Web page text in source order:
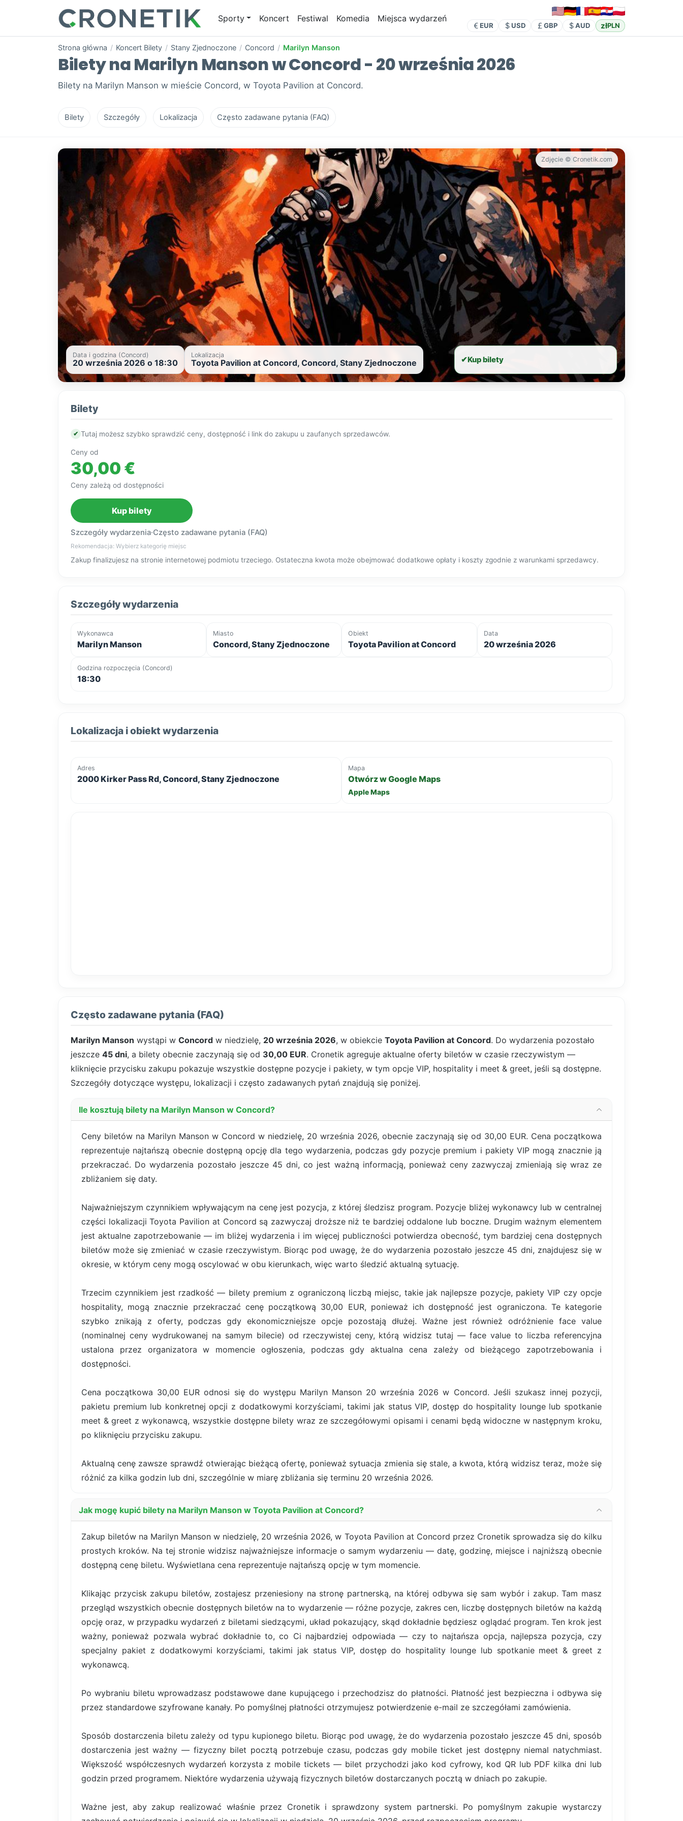
Sporty Koncert Festiwal Komedia Miejsca wydarzeń
EUR USD GBP AUD złPLN
Strona główna / Koncert Bilety / Stany Zjednoczone / Concord / Marilyn Manson
Bilety na Marilyn Manson w Concord - 20 września 2026
Bilety na Marilyn Manson w mieście Concord, w Toyota Pavilion at Concord.
Bilety Szczegóły Lokalizacja Często zadawane pytania (FAQ)
Zdjęcie © Cronetik.com
Data i godzina (Concord)
20 września 2026 o 18:30
Lokalizacja
Toyota Pavilion at Concord, Concord, Stany Zjednoczone ✔Kup bilety
Bilety
✔ Tutaj możesz szybko sprawdzić ceny, dostępność i link do zakupu u zaufanych sprzedawców.
Ceny od
30,00 €
Ceny zależą od dostępności
Kup bilety
Szczegóły wydarzenia·Często zadawane pytania (FAQ)
Rekomendacja: Wybierz kategorię miejsc
Zakup finalizujesz na stronie internetowej podmiotu trzeciego. Ostateczna kwota może obejmować dodatkowe opłaty i koszty zgodnie z warunkami sprzedawcy.
Szczegóły wydarzenia
Wykonawca
Marilyn Manson
Miasto
Concord, Stany Zjednoczone
Obiekt
Toyota Pavilion at Concord
Data
20 września 2026
Godzina rozpoczęcia (Concord)
18:30
Lokalizacja i obiekt wydarzenia
Adres
2000 Kirker Pass Rd, Concord, Stany Zjednoczone
Mapa
Otwórz w Google Maps
Apple Maps
Często zadawane pytania (FAQ)
Marilyn Manson wystąpi w Concord w niedzielę, 20 września 2026, w obiekcie Toyota Pavilion at Concord. Do wydarzenia pozostało
jeszcze 45 dni, a bilety obecnie zaczynają się od 30,00 EUR. Cronetik agreguje aktualne oferty biletów w czasie rzeczywistym —
kliknięcie przycisku zakupu pokazuje wszystkie dostępne pozycje i pakiety, w tym opcje VIP, hospitality i meet & greet, jeśli są dostępne.
Szczegóły dotyczące występu, lokalizacji i często zadawanych pytań znajdują się poniżej.
Ile kosztują bilety na Marilyn Manson w Concord?
Ceny biletów na Marilyn Manson w Concord w niedzielę, 20 września 2026, obecnie zaczynają się od 30,00 EUR. Cena początkowa
reprezentuje najtańszą obecnie dostępną opcję dla tego wydarzenia, podczas gdy pozycje premium i pakiety VIP mogą znacznie ją
przekraczać. Do wydarzenia pozostało jeszcze 45 dni, co jest ważną informacją, ponieważ ceny zazwyczaj zmieniają się wraz ze
zbliżaniem się daty.
Najważniejszym czynnikiem wpływającym na cenę jest pozycja, z której śledzisz program. Pozycje bliżej wykonawcy lub w centralnej
części lokalizacji Toyota Pavilion at Concord są zazwyczaj droższe niż te bardziej oddalone lub boczne. Drugim ważnym elementem
jest aktualne zapotrzebowanie — im bliżej wydarzenia i im więcej publiczności potwierdza obecność, tym bardziej cena dostępnych
biletów może się zmieniać w czasie rzeczywistym. Biorąc pod uwagę, że do wydarzenia pozostało jeszcze 45 dni, znajdujesz się w
okresie, w którym ceny mogą oscylować w obu kierunkach, więc warto śledzić aktualną sytuację.
Trzecim czynnikiem jest rzadkość — bilety premium z ograniczoną liczbą miejsc, takie jak najlepsze pozycje, pakiety VIP czy opcje
hospitality, mogą znacznie przekraczać cenę początkową 30,00 EUR, ponieważ ich dostępność jest ograniczona. Te kategorie
szybko znikają z oferty, podczas gdy ekonomiczniejsze opcje pozostają dłużej. Ważne jest również odróżnienie face value
(nominalnej ceny wydrukowanej na samym bilecie) od rzeczywistej ceny, którą widzisz tutaj — face value to liczba referencyjna
ustalona przez organizatora w momencie ogłoszenia, podczas gdy aktualna cena zależy od bieżącego zapotrzebowania i
dostępności.
Cena początkowa 30,00 EUR odnosi się do występu Marilyn Manson 20 września 2026 w Concord. Jeśli szukasz innej pozycji,
pakietu premium lub konkretnej opcji z dodatkowymi korzyściami, takimi jak status VIP, dostęp do hospitality lounge lub spotkanie
meet & greet z wykonawcą, wszystkie dostępne bilety wraz ze szczegółowymi opisami i cenami będą widoczne w następnym kroku,
po kliknięciu przycisku zakupu.
Aktualną cenę zawsze sprawdź otwierając bieżącą ofertę, ponieważ sytuacja zmienia się stale, a kwota, którą widzisz teraz, może się
różnić za kilka godzin lub dni, szczególnie w miarę zbliżania się terminu 20 września 2026.
Jak mogę kupić bilety na Marilyn Manson w Toyota Pavilion at Concord?
Zakup biletów na Marilyn Manson w niedzielę, 20 września 2026, w Toyota Pavilion at Concord przez Cronetik sprowadza się do kilku
prostych kroków. Na tej stronie widzisz najważniejsze informacje o samym wydarzeniu — datę, godzinę, miejsce i najniższą obecnie
dostępną cenę biletu. Wyświetlana cena reprezentuje najtańszą opcję w tym momencie.
Klikając przycisk zakupu biletów, zostajesz przeniesiony na stronę partnerską, na której odbywa się sam wybór i zakup. Tam masz
przegląd wszystkich obecnie dostępnych biletów na to wydarzenie — różne pozycje, zakres cen, liczbę dostępnych biletów na każdą
opcję oraz, w przypadku wydarzeń z biletami siedzącymi, układ pokazujący, skąd dokładnie będziesz oglądać program. Ten krok jest
ważny, ponieważ pozwala wybrać dokładnie to, co Ci najbardziej odpowiada — czy to najtańsza opcja, najlepsza pozycja, czy
specjalny pakiet z dodatkowymi korzyściami, takimi jak status VIP, dostęp do hospitality lounge lub spotkanie meet & greet z
wykonawcą.
Po wybraniu biletu wprowadzasz podstawowe dane kupującego i przechodzisz do płatności. Płatność jest bezpieczna i odbywa się
przez standardowe szyfrowane kanały. Po pomyślnej płatności otrzymujesz potwierdzenie e-mail ze szczegółami zamówienia.
Sposób dostarczenia biletu zależy od typu kupionego biletu. Biorąc pod uwagę, że do wydarzenia pozostało jeszcze 45 dni, sposób
dostarczenia jest ważny — fizyczny bilet pocztą potrzebuje czasu, podczas gdy mobile ticket jest dostępny niemal natychmiast.
Większość współczesnych wydarzeń korzysta z mobile tickets — bilet przychodzi jako kod cyfrowy, kod QR lub PDF kilka dni lub
godzin przed programem. Niektóre wydarzenia używają fizycznych biletów dostarczanych pocztą w dniach po zakupie.
Ważne jest, aby zakup realizować właśnie przez Cronetik i sprawdzony system partnerski. Po pomyślnym zakupie wystarczy